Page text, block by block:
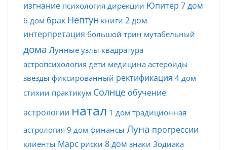
изгнание психология дирекции Юпитер 7 дом
6 дом брак Нептун книги 2 дом
интерпретация большой трин мутабельный
дома Лунные узлы квадратура
астропсихология дети медицина астероиды
звезды фиксированный ректификация 4 дом
стихии практикум Солнце обучение
астрологии натал 1 дом традиционная
астрология 9 дом финансы Луна прогрессии
клиенты Марс риски 8 дом знаки Зодиака